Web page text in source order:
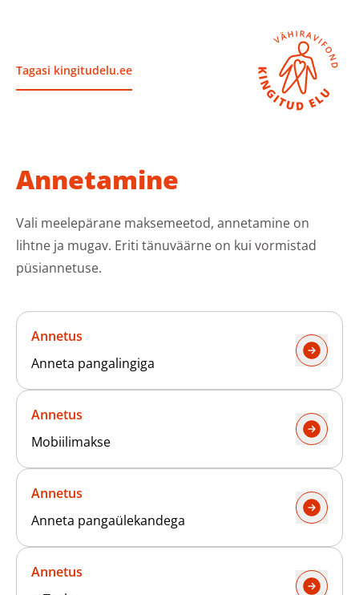
Tagasi kingitudelu.ee
Kuidas aidata?
Abivajajale
Heategevuslikud tooted
Annetamine
Vali meelepärane maksemeetod, annetamine on
lihtne ja mugav. Eriti tänuväärne on kui vormistad
püsiannetuse.
Annetus
Anneta pangalingiga
Annetus
Mobiilimakse
Annetus
Anneta pangaülekandega
Annetus